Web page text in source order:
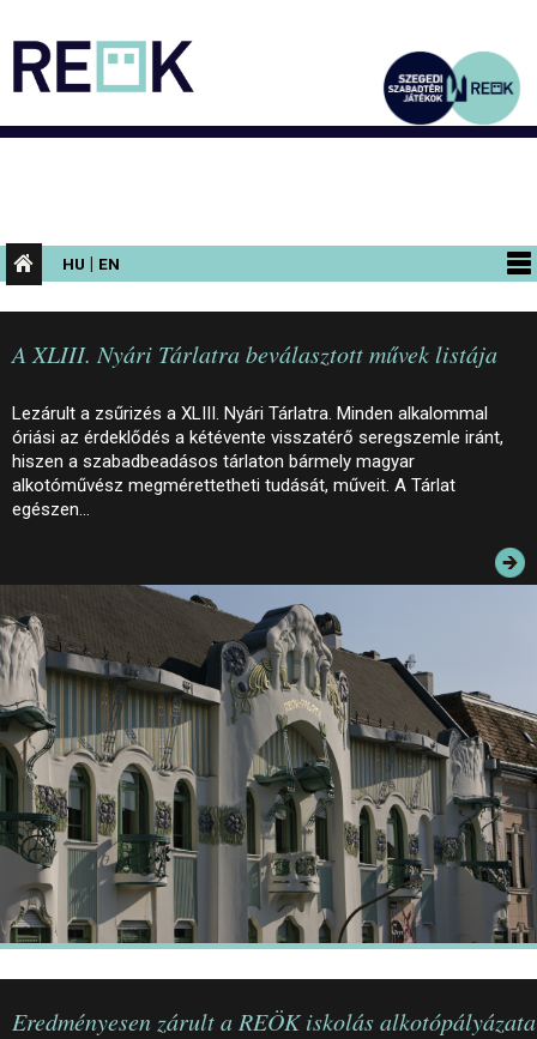
HU | EN
PROGRAMOK
KIÁLLÍTÁSOK
AZ ÉPÜLET
INFORMÁCIÓK
KONFERENCIA
ELÉRHETŐSÉG
PALOTASÉTÁK ÉS VEZETÉSEK
KÖZÉRDEKŰ ADATOK
A XLIII. Nyári Tárlatra beválasztott művek listája
Lezárult a zsűrizés a XLIII. Nyári Tárlatra. Minden alkalommal
óriási az érdeklődés a kétévente visszatérő seregszemle iránt,
hiszen a szabadbeadásos tárlaton bármely magyar
alkotóművész megmérettetheti tudását, műveit. A Tárlat
egészen…
Eredményesen zárult a REÖK iskolás alkotópályázata